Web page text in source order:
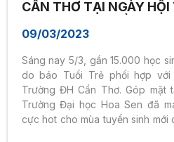
CẦN THƠ TẠI NGÀY
09/03/2023
Sáng nay 5/3, gần 15.000 học
do báo Tuổi Trẻ phối hợp
Trường ĐH Cần Thơ. Góp mặt
Trường Đại học Hoa Sen đã
cực hot cho mùa tuyển sinh mới